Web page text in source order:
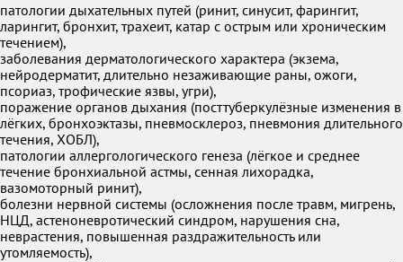
патологии дыхательных путей (ринит, синусит, фарингит,
ларингит, бронхит, трахеит, катар с острым или хроническим
течением),
заболевания дерматологического характера (экзема,
нейродерматит, длительно незаживающие раны, ожоги,
псориаз, трофические язвы, угри),
поражение органов дыхания (посттуберкулёзные изменения в
лёгких, бронхоэктазы, пневмосклероз, пневмония длительного
течения, ХОБЛ),
патологии аллергологического генеза (лёгкое и среднее
течение бронхиальной астмы, сенная лихорадка,
вазомоторный ринит),
болезни нервной системы (осложнения после травм, мигрень,
НЦД, астеноневротический синдром, нарушения сна,
неврастения, повышенная раздражительность или
утомляемость),